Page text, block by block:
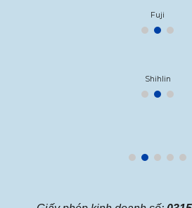
Fuji
Shihlin